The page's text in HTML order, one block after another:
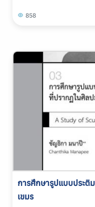
858
การศึกษารูปแบบประติ
เขมร